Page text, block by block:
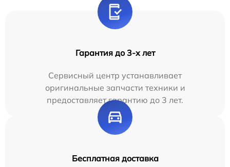
Гарантия до 3-х лет
Сервисный центр устанавливает
оригинальные запчасти техники и
предоставляет гарантию до 3 лет.
Бесплатная доставка